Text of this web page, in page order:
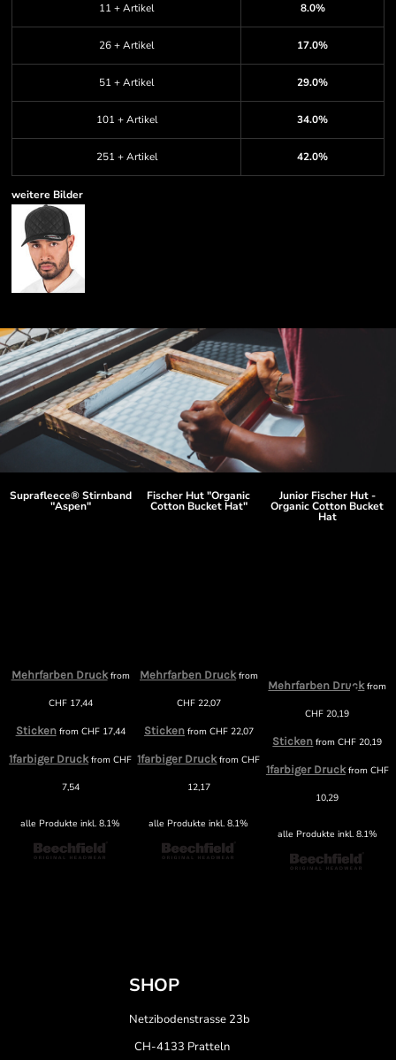
11 + Artikel 8.0%
26 + Artikel 17.0%
51 + Artikel 29.0%
101 + Artikel 34.0%
251 + Artikel 42.0%
weitere Bilder
Suprafleece® Stirnband
"Aspen"
Mehrfarben Druckfrom
CHF17,44
Stickenfrom CHF17,44
1farbiger DruckfromCHF
7,54
alle Produkte inkl. 8.1%
Fischer Hut "Organic
Cotton Bucket Hat"
Mehrfarben Druckfrom
CHF22,07
Stickenfrom CHF22,07
1farbiger DruckfromCHF
12,17
alle Produkte inkl. 8.1%
Junior Fischer Hut -
Organic Cotton Bucket
Hat
Mehrfarben Druckfrom
CHF 20,19
Sticken fromCHF 20,19
1farbiger Druckfrom CHF
10,29
alle Produkte inkl. 8.1%
SHOP
Netzibodenstrasse 23b
CH-4133 Pratteln